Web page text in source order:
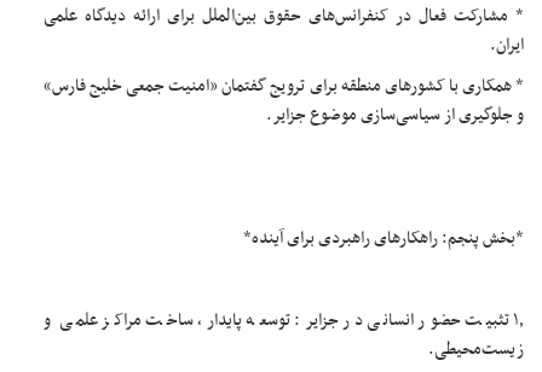
* مشارکت فعال در کنفرانس‌های حقوق بین‌الملل برای ارائه دیدگاه علمی
ایران.
* همکاری با کشورهای منطقه برای ترویج گفتمان «امنیت جمعی خلیج فارس»
و جلوگیری از سیاسی‌سازی موضوع جزایر.
*بخش پنجم: راهکارهای راهبردی برای آینده*
۱٫ تثبیت حضور انسانی در جزایر: توسعه پایدار، ساخت مراکز علمی و
زیست‌محیطی.